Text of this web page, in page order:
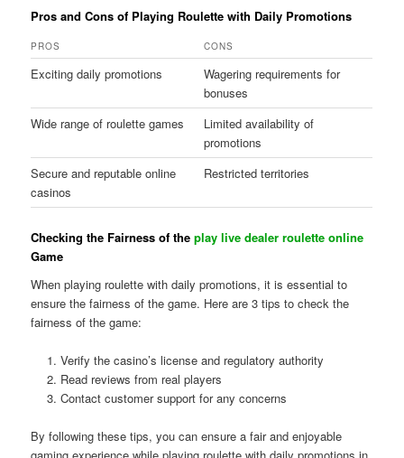
Pros and Cons of Playing Roulette with Daily Promotions
PROS CONS
Exciting daily promotions
Wagering requirements for
bonuses
Wide range of roulette games
Limited availability of
promotions
Secure and reputable online
casinos
Restricted territories
Checking the Fairness of theplay live dealer roulette online
Game
When playing roulette with daily promotions, it is essential to
ensure the fairness of the game. Here are 3 tips to check the
fairness of the game:
Verify the casino’s license and regulatory authority
Read reviews from real players
Contact customer support for any concerns
By following these tips, you can ensure a fair and enjoyable